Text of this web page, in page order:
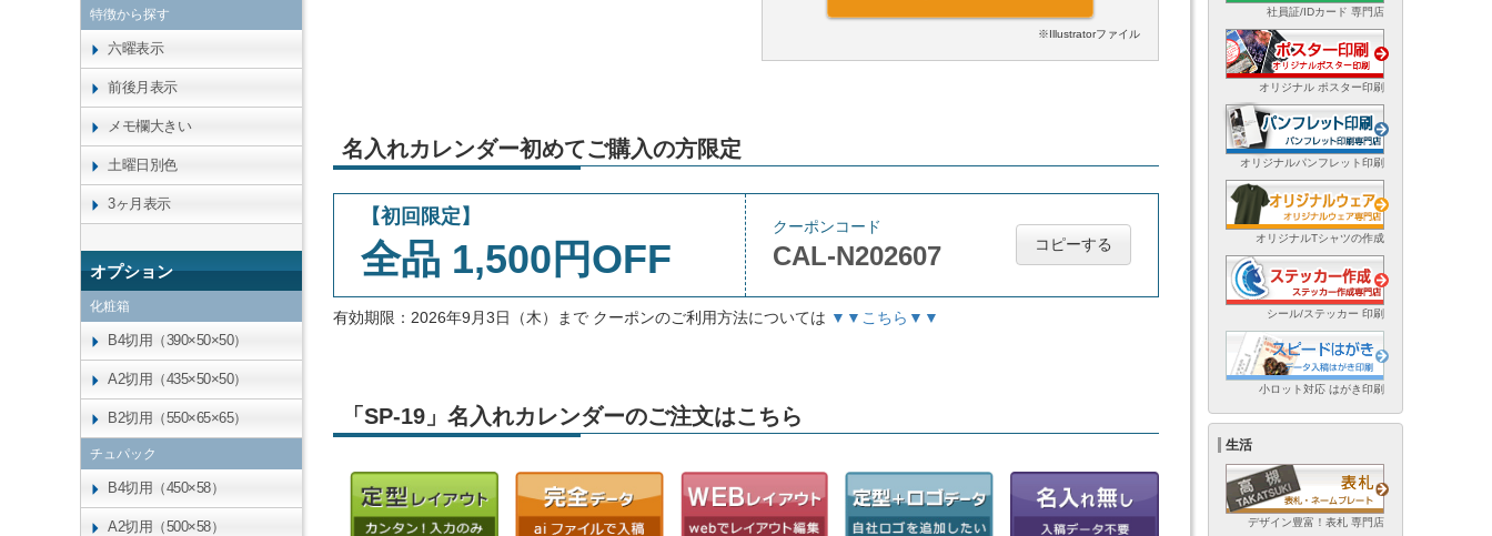
※Illustratorファイル
名入れカレンダー初めてご購入の方限定
【初回限定】
全品 1,500円OFF
クーポンコード
CAL-N202607 コピーする
有効期限：2026年9月3日（木）まで クーポンのご利用方法については ▼▼こちら▼▼
「SP-19」名入れカレンダーのご注文はこちら
特徴から探す
六曜表示
前後月表示
メモ欄大きい
土曜日別色
3ヶ月表示
オプション
化粧箱
B4切用（390×50×50）
A2切用（435×50×50）
B2切用（550×65×65）
チュパック
B4切用（450×58）
A2切用（500×58）
社員証/IDカード 専門店
オリジナル ポスター印刷
オリジナルパンフレット印刷
オリジナルTシャツの作成
シール/ステッカー 印刷
小ロット対応 はがき印刷
生活
デザイン豊富！表札 専門店